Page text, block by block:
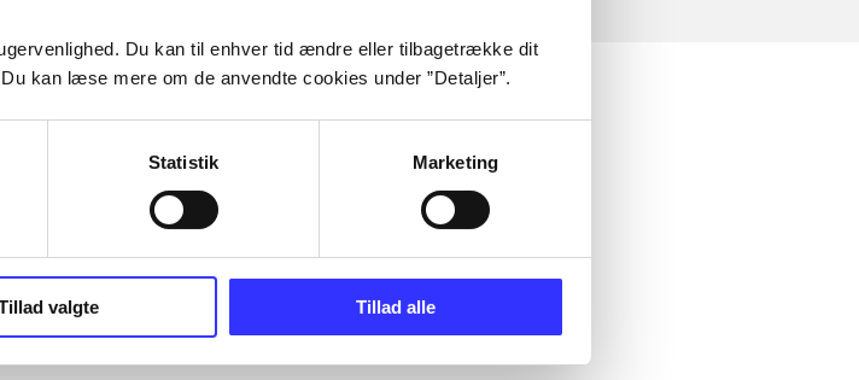
Du kan til enhver tid ændre eller tilbagetrække dit
kan læse mere om de anvendte cookies under ”Detaljer”.
Statistik Marketing
valgte Tillad alle